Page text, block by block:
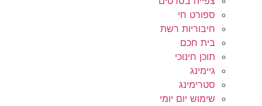
ספורט חי
חיבוריות רשת
בית חכם
תוכן חינוכי
גיימינג
סטרימינג
שימוש יום יומי